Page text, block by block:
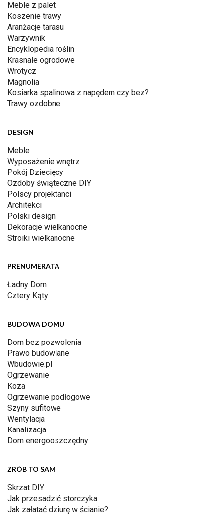
Meble z palet
Koszenie trawy
Aranżacje tarasu
Warzywnik
Encyklopedia roślin
Krasnale ogrodowe
Wrotycz
Magnolia
Kosiarka spalinowa z napędem czy bez?
Trawy ozdobne
DESIGN
Meble
Wyposażenie wnętrz
Pokój Dziecięcy
Ozdoby świąteczne DIY
Polscy projektanci
Architekci
Polski design
Dekoracje wielkanocne
Stroiki wielkanocne
PRENUMERATA
Ładny Dom
Cztery Kąty
BUDOWA DOMU
Dom bez pozwolenia
Prawo budowlane
Wbudowie.pl
Ogrzewanie
Koza
Ogrzewanie podłogowe
Szyny sufitowe
Wentylacja
Kanalizacja
Dom energooszczędny
ZRÓB TO SAM
Skrzat DIY
Jak przesadzić storczyka
Jak załatać dziurę w ścianie?